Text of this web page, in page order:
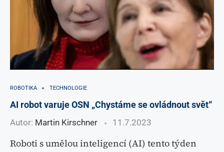
ROBOTIKA TECHNOLOGIE
AI robot varuje OSN „Chystáme se ovládnout svět“
Autor: Martin Kirschner 11.7.2023
Roboti s umělou inteligencí (AI) tento týden